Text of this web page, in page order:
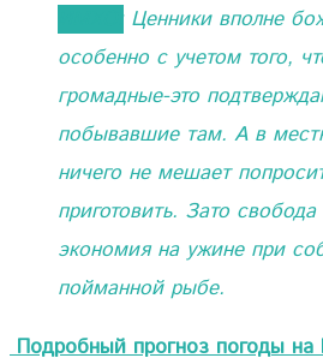
Ценники вполне
особенно с учетом того,
громадные-это
побывавшие там. А в
ничего не мешает
приготовить. Зато
экономия на ужине при
пойманной рыбе.
Подробный прогноз погоды на